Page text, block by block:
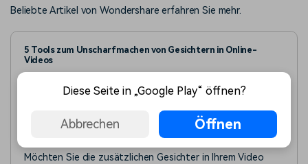
Beliebte Artikel von Wondershare erfahren Sie mehr.
5 Tools zum Unscharfmachen von Gesichtern in Online-
Videos
unscharf zu machen. Erfahren Sie, wie diese Tools
erwarten, wenn Sie einen Online Video Editor für
Gesichtsunschärfe auswählen und für welche KI-
gesteuerte Alternative Sie sich entscheiden können.
Wie man mit Capcut die Gesichter von Personen in Videos
Möchten Sie die zusätzlichen Gesichter in Ihrem Video
Diese Seite in „Google Play“ öffnen?
Abbrechen Öffnen